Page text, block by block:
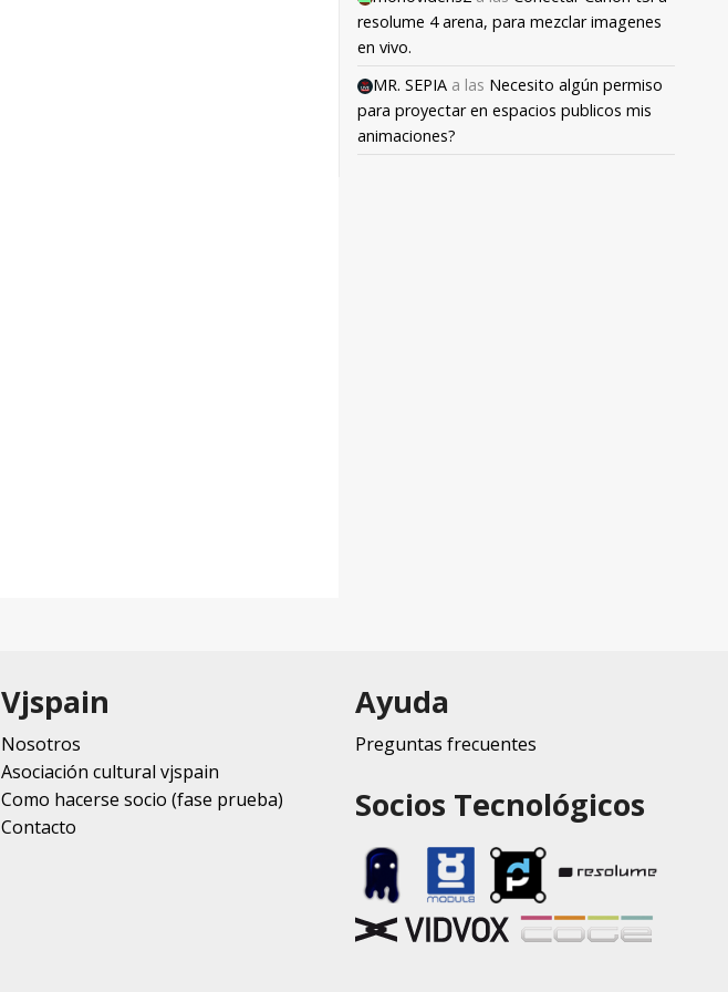
resolume 4 arena, para mezclar imagenes
en vivo.
MR. SEPIA a las Necesito algún permiso
para proyectar en espacios publicos mis
animaciones?
Vjspain
Nosotros
Asociación cultural vjspain
Como hacerse socio (fase prueba)
Contacto
Ayuda
Preguntas frecuentes
Socios Tecnológicos